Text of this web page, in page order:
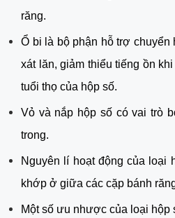
răng.
Ổ bi là bộ phận hỗ trợ chuyển
xát lăn, giảm thiểu tiếng ồn
tuổi thọ của hộp số.
Vỏ và nắp hộp số có vai trò
trong.
Nguyên lí hoạt động của loại
khớp ở giữa các cặp bánh
Một số ưu nhược của loại hộp